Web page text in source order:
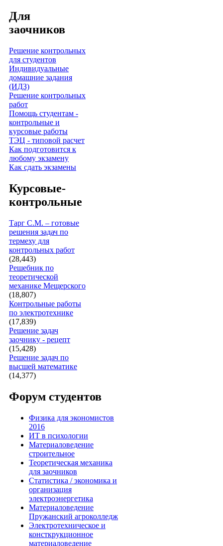
Для
заочников
Решение контрольных
для студентов
Индивидуальные
домашние задания
(ИДЗ)
Решение контрольных
работ
Помощь студентам -
контрольные и
курсовые работы
ТЭЦ - типовой расчет
Как подготовится к
любому экзамену
Как сдать экзамены
Курсовые-
контрольные
Тарг С.М. – готовые
решения задач по
термеху для
контрольных работ
(28,443)
Решебник по
теоретической
механике Мещерского
(18,807)
Контрольные работы
по электротехнике
(17,839)
Решение задач
заочнику - рецепт
(15,428)
Решение задач по
высшей математике
(14,377)
Форум студентов
Физика для экономистов
2016
ИТ в психологии
Материаловедение
строительное
Теоретическая механика
для заочников
Статистика / экономика и
организация
электроэнергетика
Материаловедение
Пружанский агроколледж
Электротехническое и
консткрукционное
материаловедение